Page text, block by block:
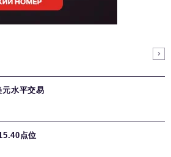
元水平交易
点位